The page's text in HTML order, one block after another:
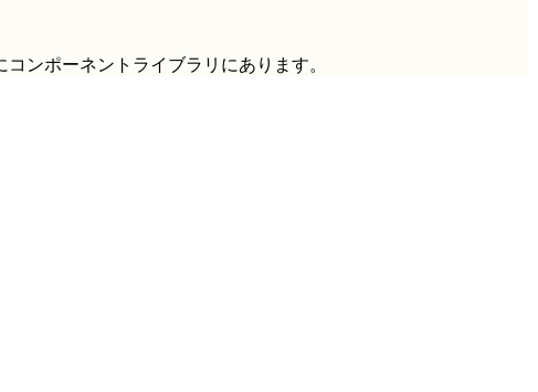
コンポーネントライブラリにあります。